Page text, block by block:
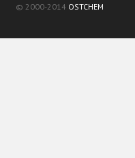
© 2000-2014 OSTCHEM